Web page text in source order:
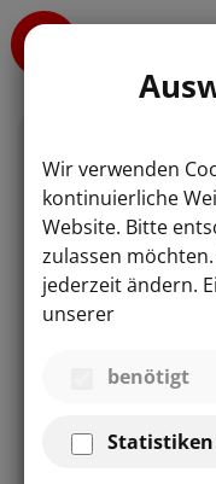
PRODUKTE
CT-FIX
CT-70
Wir verwenden
kontinuierliche
Website. Bitte
zulassen
jederzeit ändern.
unserer
benötigt